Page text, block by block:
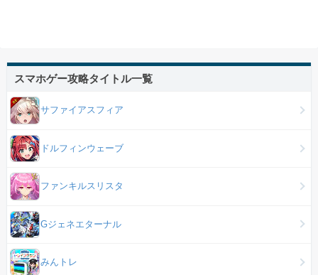
スマホゲー攻略タイトル一覧
サファイアスフィア
ドルフィンウェーブ
ファンキルスリスタ
Gジェネエターナル
みんトレ